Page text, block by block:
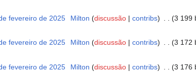
fevereiro de 2025 Milton discussão contribs 3 199
fevereiro de 2025 Milton discussão contribs 3 172
fevereiro de 2025 Milton discussão contribs 3 176